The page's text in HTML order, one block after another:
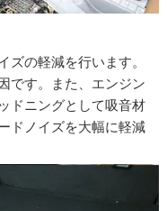
ズの軽減を行います。
です。また、エンジン
ドニングとして吸音材
ドノイズを大幅に軽減